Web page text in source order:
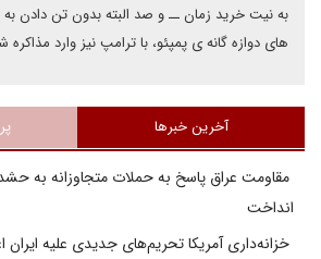
به نیت خرید زمان ــ و صد البته بدون تن دادن
های دوازه گانه ی پمپئو، با ترامپ نیز وارد مذاکره
آخرین خبرها
مقاومت عراق پاسخ به حملات متجاوزانه به
انداخت
خزانه‌داری آمریکا تحریم‌های جدیدی علیه ایران